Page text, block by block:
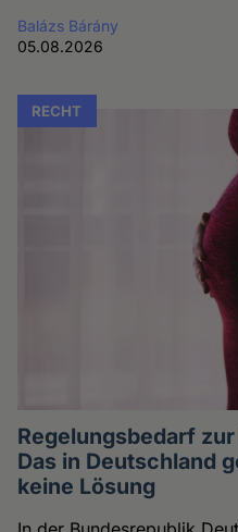
Balázs Bárány
05.08.2026
RECHT
Regelungsbedarf
Das in Deutschland
keine Lösung